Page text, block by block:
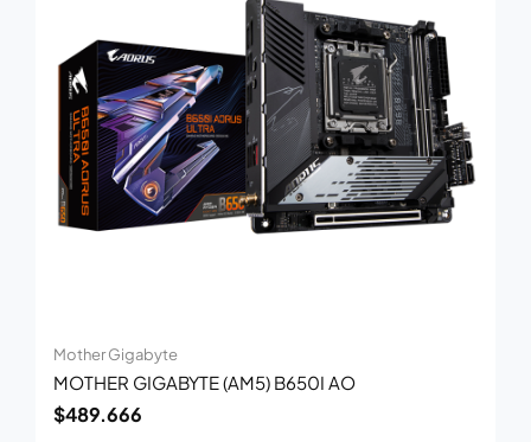
Mother Gigabyte
MOTHER GIGABYTE (AM5) B650I AO
$489.666